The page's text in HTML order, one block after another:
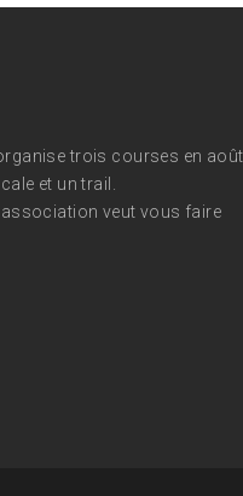
trois courses en
et un trail.
veut vous faire